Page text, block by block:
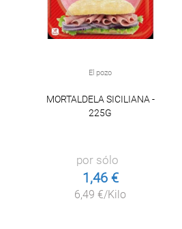
El pozo
MORTALDELA SICILIANA -
225G
por sólo
1,46 €
6,49 €/Kilo